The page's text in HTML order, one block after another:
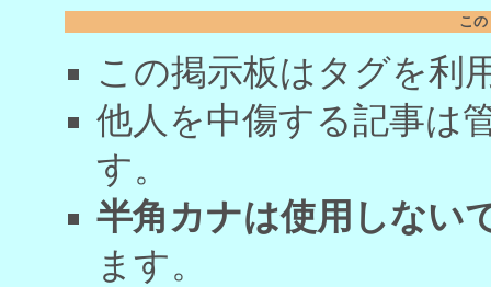
こ
この掲示板はタグを利
他人を中傷する記事は
す。
半角カナは使用しない
ます。